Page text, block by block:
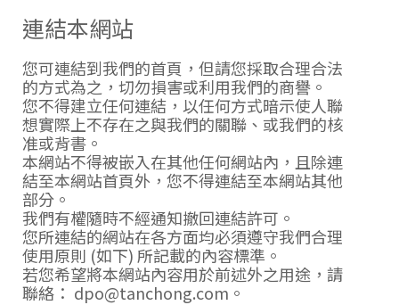
連結本網站
您可連結到我們的首頁，但請您採取合理合法
的方式為之，切勿損害或利用我們的商譽。
您不得建立任何連結，以任何方式暗示使人聯
想實際上不存在之與我們的關聯、或我們的核
准或背書。
本網站不得被嵌入在其他任何網站內，且除連
結至本網站首頁外，您不得連結至本網站其他
部分。
我們有權隨時不經通知撤回連結許可。
您所連結的網站在各方面均必須遵守我們合理
使用原則 (如下) 所記載的內容標準。
若您希望將本網站內容用於前述外之用途，請
聯絡： dpo@tanchong.com 。